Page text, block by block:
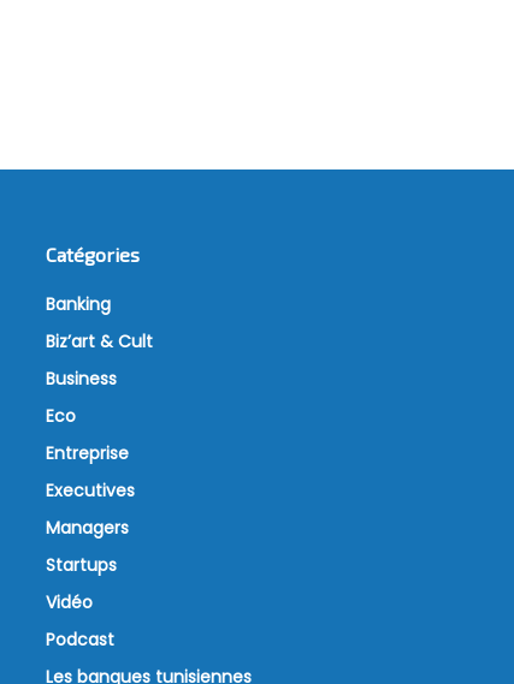
Catégories
Banking
Biz’art & Cult
Business
Eco
Entreprise
Executives
Managers
Startups
Vidéo
Podcast
Les banques tunisiennes